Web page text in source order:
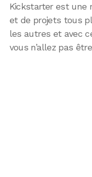
Kickstarter est une
et de projets tous
les autres et avec
vous n’allez pas